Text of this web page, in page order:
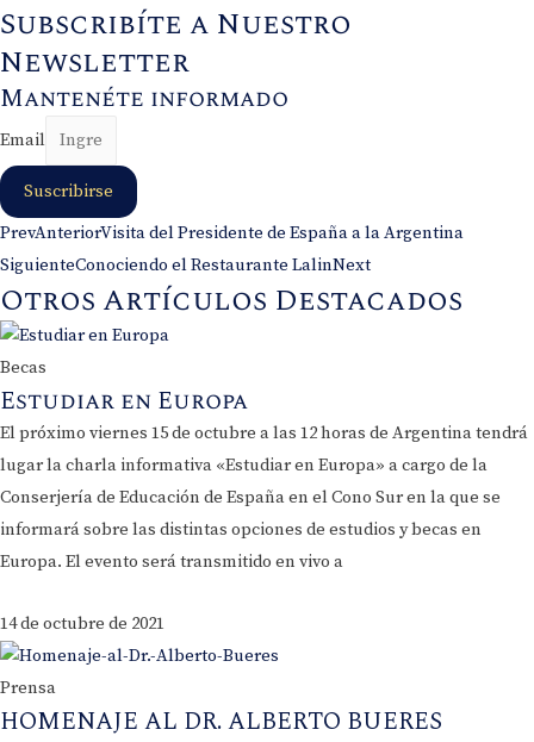
Subscribíte a Nuestro
Newsletter
Mantenéte informado
Email
Suscribirse
PrevAnteriorVisita del Presidente de España a la Argentina
SiguienteConociendo el Restaurante LalinNext
Otros Artículos Destacados
Becas
Estudiar en Europa
El próximo viernes 15 de octubre a las 12 horas de Argentina tendrá
lugar la charla informativa «Estudiar en Europa» a cargo de la
Conserjería de Educación de España en el Cono Sur en la que se
informará sobre las distintas opciones de estudios y becas en
Europa. El evento será transmitido en vivo a
14 de octubre de 2021
Prensa
HOMENAJE AL DR. ALBERTO BUERES